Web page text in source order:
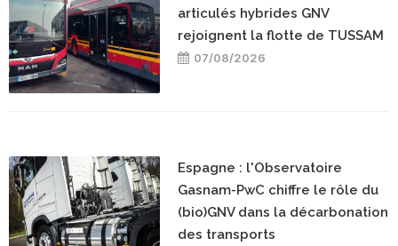
articulés hybrides GNV
rejoignent la flotte de TUSSAM
07/08/2026
Espagne : l'Observatoire
Gasnam-PwC chiffre le rôle du
(bio)GNV dans la décarbonation
des transports